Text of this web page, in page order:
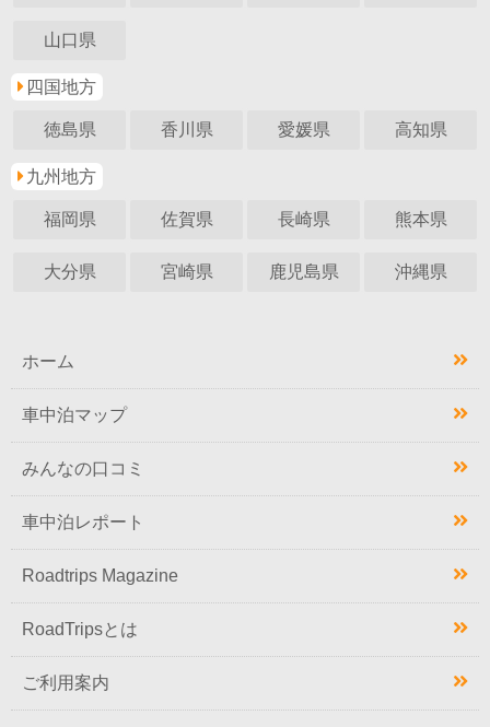
山口県
四国地方
徳島県 香川県 愛媛県 高知県
九州地方
福岡県 佐賀県 長崎県 熊本県
大分県 宮崎県 鹿児島県 沖縄県
ホーム
車中泊マップ
みんなの口コミ
車中泊レポート
Roadtrips Magazine
RoadTripsとは
ご利用案内